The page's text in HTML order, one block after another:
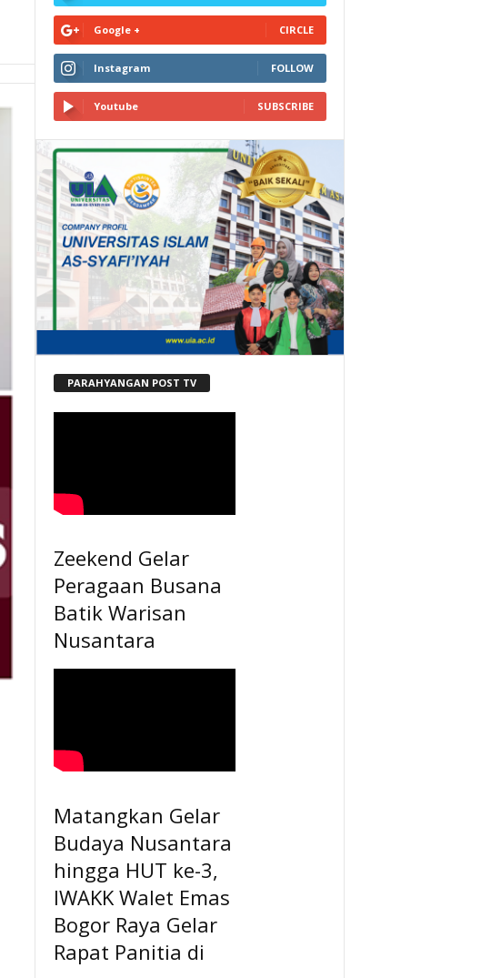
Google + CIRCLE
Instagram FOLLOW
Youtube SUBSCRIBE
PARAHYANGAN POST TV
Zeekend Gelar
Peragaan Busana
Batik Warisan
Nusantara
Matangkan Gelar
Budaya Nusantara
hingga HUT ke-3,
IWAKK Walet Emas
Bogor Raya Gelar
Rapat Panitia di